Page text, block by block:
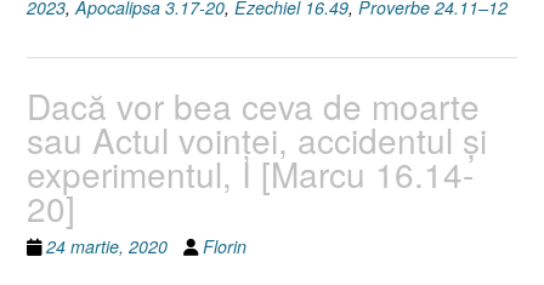
2023, Apocalipsa 3.17-20, Ezechiel 16.49, Proverbe 24.11–12
Dacă vor bea ceva de moarte
sau Actul voinţei, accidentul şi
experimentul, I [Marcu 16.14-
20]
24 martie, 2020 Florin